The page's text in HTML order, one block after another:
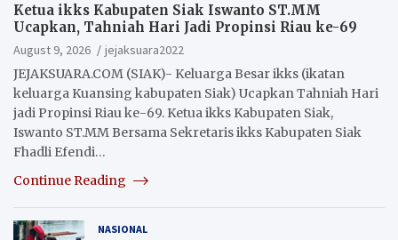
Ketua ikks Kabupaten Siak Iswanto ST.MM
Ucapkan, Tahniah Hari Jadi Propinsi Riau ke-69
August 9, 2026
jejaksuara2022
JEJAKSUARA.COM (SIAK)- Keluarga Besar ikks (ikatan
keluarga Kuansing kabupaten Siak) Ucapkan Tahniah Hari
jadi Propinsi Riau ke-69. Ketua ikks Kabupaten Siak,
Iswanto ST.MM Bersama Sekretaris ikks Kabupaten Siak
Fhadli Efendi…
Continue Reading
NASIONAL